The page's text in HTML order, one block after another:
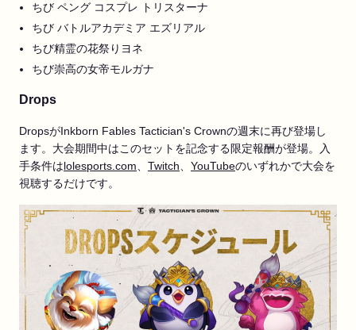
ちび ペング コスプレ トリスターナ
ちび バトルアカデミア エズリアル
ちび精霊の花祭りヨネ
ちび崇高の女帝モルガナ
Drops
DropsがInkborn Fables Tactician's Crownの週末に再び登場し
ます。大会期間中はこのセットを記念する限定報酬が登場。入
手条件はlolesports.com Twitch YouTubeのいずれかで大会を
視聴するだけです。